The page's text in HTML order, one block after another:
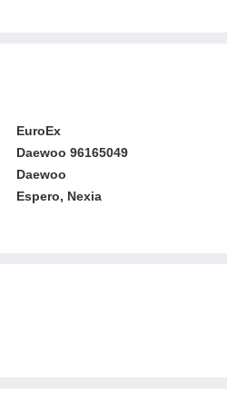
EuroEx
Daewoo 96165049
Daewoo
Espero, Nexia